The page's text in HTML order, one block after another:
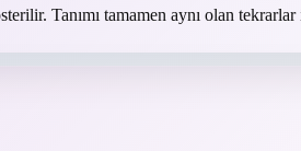
Tanımı tamamen aynı olan